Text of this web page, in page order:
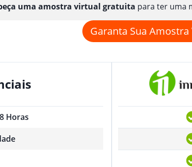
uma amostra virtual gratuita para ter uma
Garanta Sua Amostra
Horas